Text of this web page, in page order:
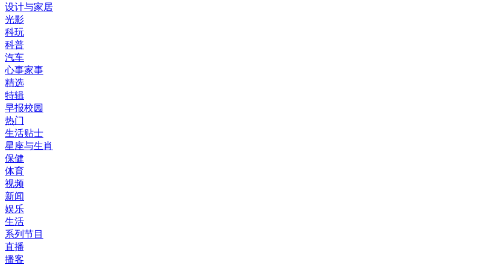
设计与家居
光影
科玩
科普
汽车
心事家事
精选
特辑
早报校园
热门
生活贴士
星座与生肖
保健
体育
视频
新闻
娱乐
生活
系列节目
直播
播客